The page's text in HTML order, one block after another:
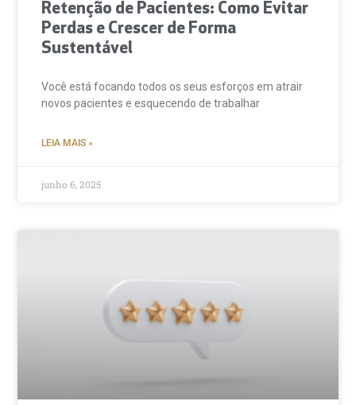
Retenção de Pacientes: Como Evitar
Perdas e Crescer de Forma
Sustentável
Você está focando todos os seus esforços em atrair
novos pacientes e esquecendo de trabalhar
LEIA MAIS »
junho 6, 2025